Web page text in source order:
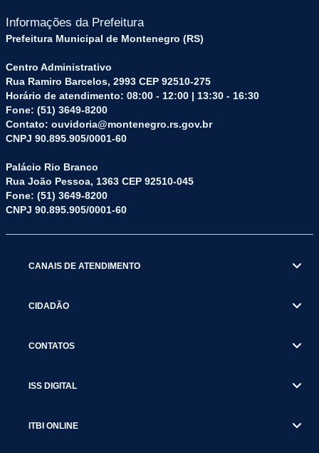
Informações da Prefeitura
Prefeitura Municipal de Montenegro (RS)
Centro Administrativo
Rua Ramiro Barcelos, 2993 CEP 92510-275
Horário de atendimento: 08:00 - 12:00 | 13:30 - 16:30
Fone: (51) 3649-8200
Contato: ouvidoria@montenegro.rs.gov.br
CNPJ 90.895.905/0001-60
Palácio Rio Branco
Rua João Pessoa, 1363 CEP 92510-045
Fone: (51) 3649-8200
CNPJ 90.895.905/0001-60
CANAIS DE ATENDIMENTO
CIDADÃO
CONTATOS
ISS DIGITAL
ITBI ONLINE